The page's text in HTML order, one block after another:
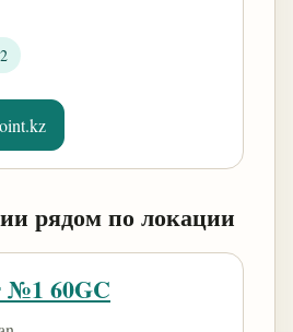
рядом по локации
№1 60GC